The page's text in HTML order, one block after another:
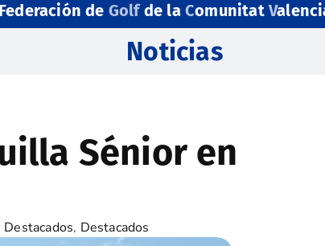
Federación de Golfde la ComunitatV
Noticias
Sénior en
, Destacados